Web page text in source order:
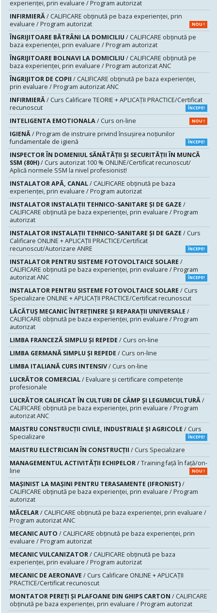
experienței, prin evaluare / Program autorizat
INFIRMIERĂ/ CALIFICARE obținută pe baza experienței, prin
evaluare / Program autorizat
NOU !
ÎNGRIJITOARE BĂTRÂNI LA DOMICILIU / CALIFICARE obținută pe
baza experienței, prin evaluare / Program autorizat
ÎNGRIJITOARE BOLNAVI LA DOMICILIU / CALIFICARE obținută pe
baza experienței, prin evaluare / Program autorizat ANC
ÎNGRIJITOR DE COPII / CALIFICARE obținută pe baza experienței,
prin evaluare / Program autorizat ANC
INFIRMIERĂ/ Curs Calificare TEORIE + APLICAȚII PRACTICE/Certificat
recunoscut
ÎNCEPE!
INTELIGENTA EMOTIONALA/ Curs on-line NOU !
IGIENĂ/ Program de instruire privind însuşirea noţiunilor
fundamentale de igienă
ÎNCEPE!
INSPECTOR ÎN DOMENIUL SĂNĂTĂŢII ŞI SECURITĂŢII ÎN MUNCĂ
SSM (80H)/ Curs autorizat 100 % ONLINE/Certificat recunoscut/
Aplică normele SSM la nivel profesionist!
INSTALATOR APĂ, CANAL/ CALIFICARE obținută pe baza
experienței, prin evaluare / Program autorizat
INSTALATOR INSTALAȚII TEHNICO-SANITARE ȘI DE GAZE /
CALIFICARE obținută pe baza experienței, prin evaluare / Program
autorizat
INSTALATOR INSTALAŢII TEHNICO-SANITARE ŞI DE GAZE / Curs
Calificare ONLINE + APLICAȚII PRACTICE/Certificat
recunoscut/Autorizare ANRE
ÎNCEPE!
INSTALATOR PENTRU SISTEME FOTOVOLTAICE SOLARE /
CALIFICARE obținută pe baza experienței, prin evaluare / Program
autorizat ANC
ÎNCEPE!
INSTALATOR PENTRU SISTEME FOTOVOLTAICE SOLARE / Curs
Specializare ONLINE + APLICAȚII PRACTICE/Certificat recunoscut
LĂCĂTUŞ MECANIC ÎNTREŢINERE ŞI REPARAŢII UNIVERSALE /
CALIFICARE obținută pe baza experienței, prin evaluare / Program
autorizat
LIMBA FRANCEZĂ SIMPLU ȘI REPEDE / Curs on-line
LIMBA GERMANĂ SIMPLU ȘI REPEDE / Curs on-line
LIMBA ITALIANĂ CURS INTENSIV/ Curs on-line
LUCRĂTOR COMERCIAL/ Evaluare şi certificare competenţe
profesionale
LUCRĂTOR CALIFICAT ÎN CULTURI DE CÂMP ȘI LEGUMICULTURĂ/
CALIFICARE obținută pe baza experienței, prin evaluare / Program
autorizat ANC
MAISTRU CONSTRUCŢII CIVILE, INDUSTRIALE ŞI AGRICOLE / Curs
Specializare
ÎNCEPE!
MAISTRU ELECTRICIAN ÎN CONSTRUCŢII / Curs Specializare
MANAGEMENTUL ACTIVITĂȚII ECHIPELOR/ Training față în față/on-
line
NOU !
MAŞINIST LA MAŞINI PENTRU TERASAMENTE (IFRONIST)/
CALIFICARE obținută pe baza experienței, prin evaluare / Program
autorizat
MĂCELAR/ CALIFICARE obținută pe baza experienței, prin evaluare /
Program autorizat ANC
MECANIC AUTO / CALIFICARE obținută pe baza experienței, prin
evaluare / Program autorizat
MECANIC VULCANIZATOR/ CALIFICARE obținută pe baza
experienței, prin evaluare / Program autorizat
MECANIC DE AERONAVE / Curs Calificare ONLINE + APLICAȚII
PRACTICE/Certificat recunoscut
MONTATOR PEREŢI ŞI PLAFOANE DIN GHIPS CARTON / CALIFICARE
obținută pe baza experienței, prin evaluare / Program autorizat